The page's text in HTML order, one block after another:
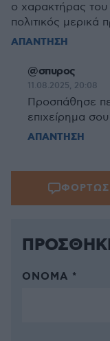
ο χαρακτήρας του
πολιτικός μερικά
ΑΠΑΝΤΗΣΗ
@σπυρος
11.08.2025, 20:08
Προσπάθησε
επιχείρημα
ΑΠΑΝΤΗΣΗ
ΌΝΟΜΑ *